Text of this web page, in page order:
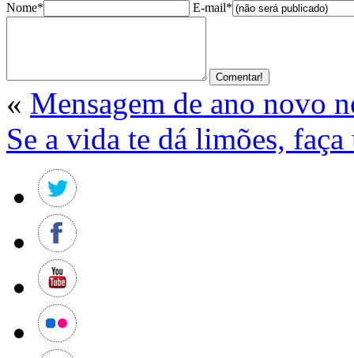
Nome* E-mail*
« Mensagem de ano novo
Se a vida te dá limões, faça